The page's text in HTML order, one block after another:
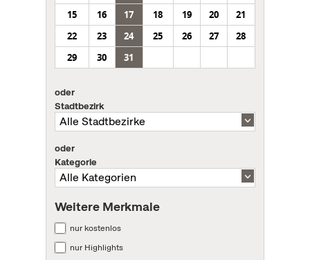
15
16 17 18 19 20
21
22
23 24 25 26 27
28
29
30 31
oder
Stadtbezirk
oder
Kategorie
Weitere Merkmale
nur kostenlos
nur Highlights